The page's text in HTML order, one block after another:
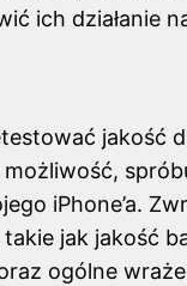
ich działanie
jakość
możliwość,
iPhone’a.
jak jakość
ogólne